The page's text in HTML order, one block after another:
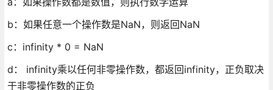
b：如果任意一个操作数是NaN，则返回NaN
c：infinity * 0 = NaN
d： infinity乘以任何非零操作数，都返回infinity，正负取决
于非零操作数的正负